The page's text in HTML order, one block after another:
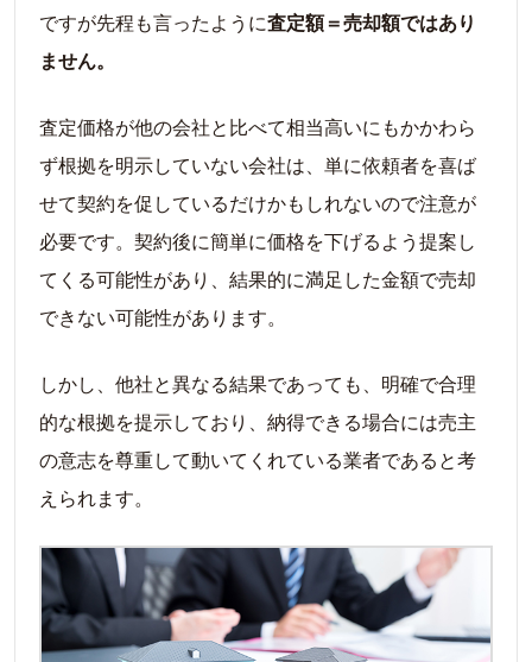
ですが先程も言ったように査定額＝売却額ではあり
ません。
査定価格が他の会社と比べて相当高いにもかかわら
ず根拠を明示していない会社は、単に依頼者を喜ば
せて契約を促しているだけかもしれないので注意が
必要です。契約後に簡単に価格を下げるよう提案し
てくる可能性があり、結果的に満足した金額で売却
できない可能性があります。
しかし、他社と異なる結果であっても、明確で合理
的な根拠を提示しており、納得できる場合には売主
の意志を尊重して動いてくれている業者であると考
えられます。